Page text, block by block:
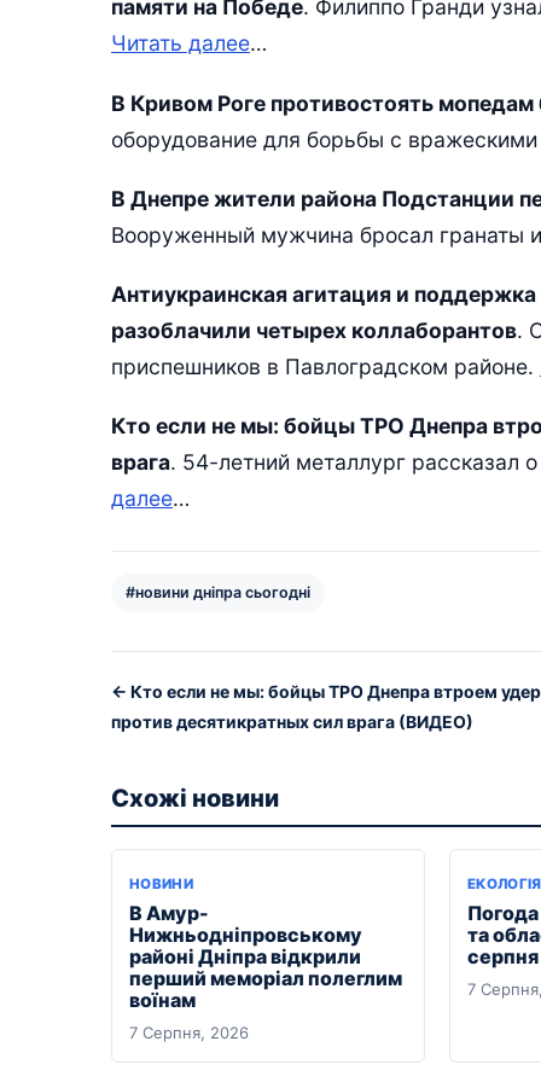
памяти на Победе. Филиппо Гранди
Читать далее…
В Кривом Роге противостоять
оборудование для борьбы с
В Днепре жители района Подстанции
Вооруженный мужчина бросал гранаты
Антиукраинская агитация и
разоблачили четырех коллаборантов.
приспешников в Павлоградском районе.
Кто если не мы: бойцы ТРО Днепра
врага. 54-летний металлург рассказал
далее…
#новини дніпра сьогодні
← Кто если не мы: бойцы ТРО Днепра втроем
против десятикратных сил врага (ВИДЕО)
Схожі новини
НОВИНИ
В Амур-
Нижньодніпровському
районі Дніпра відкрили
перший меморіал полеглим
воїнам
7 Серпня, 2026
ЕКОЛОГІЯ
Погода
та
серпня
7